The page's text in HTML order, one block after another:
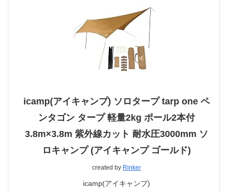
icamp(アイキャンプ) ソロタープ tarp one ペ
ンタゴン タープ 軽量2kg ポール2本付
3.8m×3.8m 紫外線カット 耐水圧3000mm ソ
ロキャンプ (アイキャンプ ゴールド)
created by Rinker
icamp(アイキャンプ)